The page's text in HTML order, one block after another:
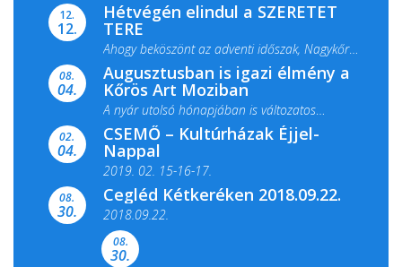
12.
12.
Hétvégén elindul a SZERETET
TERE
Ahogy beköszönt az adventi időszak, Nagykőrös
ismét megtelik ünnepi fénnyel és közös...
08.
04.
Augusztusban is igazi élmény a
Kőrös Art Moziban
A nyár utolsó hónapjában is változatos
filmkínálattal, családi...
02.
04.
CSEMŐ – Kultúrházak Éjjel-
Nappal
2019. 02. 15-16-17.
Színes és tartalmas programokkal várja a
Csemői Községi Könyvtár és...
08.
30.
Cegléd Kétkeréken 2018.09.22.
2018.09.22.
08.
30.